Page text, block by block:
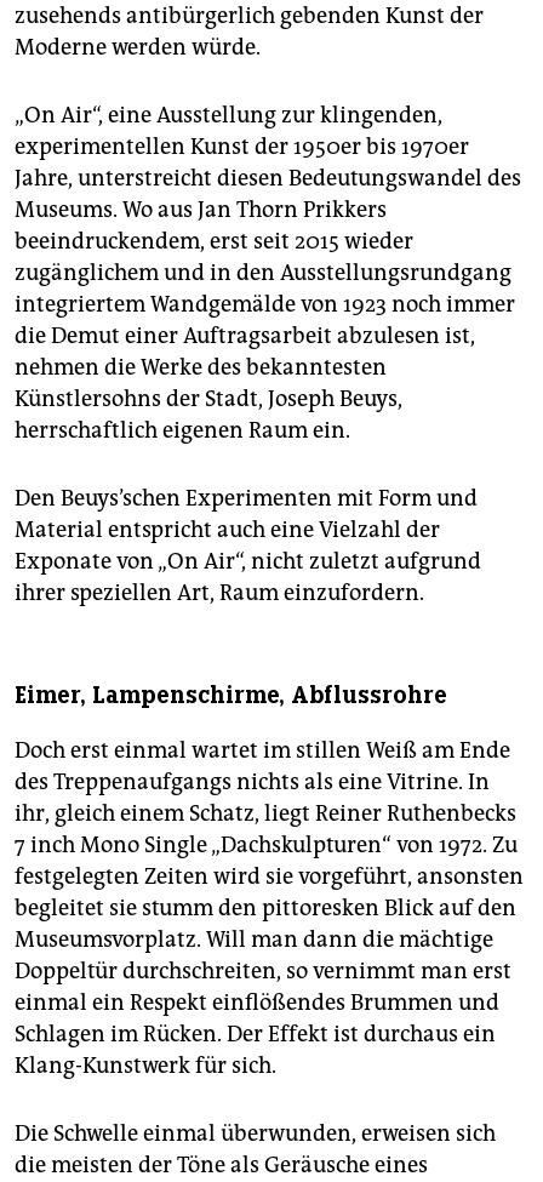
zusehends antibürgerlich gebenden Kunst der
Moderne werden würde.
„On Air“, eine Ausstellung zur klingenden,
experimentellen Kunst der 1950er bis 1970er
Jahre, unterstreicht diesen Bedeutungswandel des
Museums. Wo aus Jan Thorn Prikkers
beeindruckendem, erst seit 2015 wieder
zugänglichem und in den Ausstellungsrundgang
integriertem Wandgemälde von 1923 noch immer
die Demut einer Auftragsarbeit abzulesen ist,
nehmen die Werke des bekanntesten
Künstlersohns der Stadt, Joseph Beuys,
herrschaftlich eigenen Raum ein.
Den Beuys’schen Experimenten mit Form und
Material entspricht auch eine Vielzahl der
Exponate von „On Air“, nicht zuletzt aufgrund
ihrer speziellen Art, Raum einzufordern.
Eimer, Lampenschirme, Abflussrohre
Doch erst einmal wartet im stillen Weiß am Ende
des Treppenaufgangs nichts als eine Vitrine. In
ihr, gleich einem Schatz, liegt Reiner Ruthenbecks
7 inch Mono Single „Dachskulpturen“ von 1972. Zu
festgelegten Zeiten wird sie vorgeführt, ansonsten
begleitet sie stumm den pittoresken Blick auf den
Museumsvorplatz. Will man dann die mächtige
Doppeltür durchschreiten, so vernimmt man erst
einmal ein Respekt einflößendes Brummen und
Schlagen im Rücken. Der Effekt ist durchaus ein
Klang-Kunstwerk für sich.
Die Schwelle einmal überwunden, erweisen sich
die meisten der Töne als Geräusche eines